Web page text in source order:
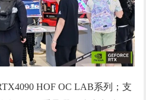
HOF OC LAB系列；支